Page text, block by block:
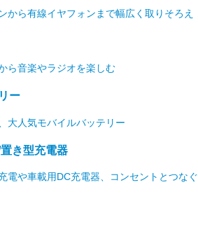
から有線イヤフォンまで幅広く取りそろえ
ら音楽やラジオを楽しむ
ー
大人気モバイルバッテリー
き型充電器
電や車載用DC充電器、コンセントとつなぐ